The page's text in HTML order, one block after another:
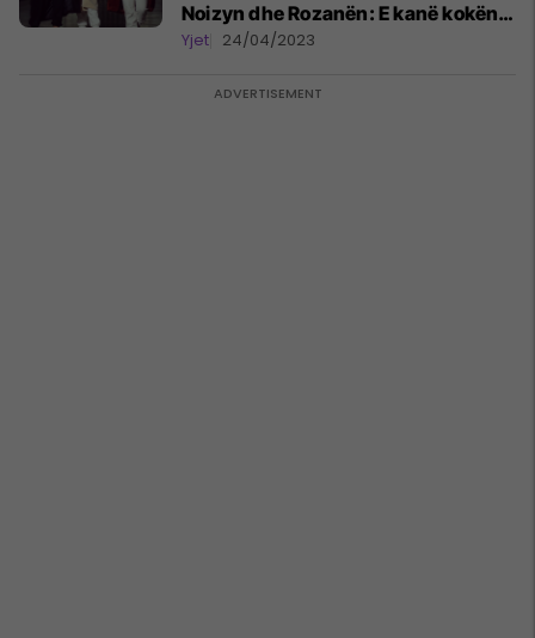
Noizyn dhe Rozanën: E kanë kokën
më të madhe se trupin
Yjet 24/04/2023